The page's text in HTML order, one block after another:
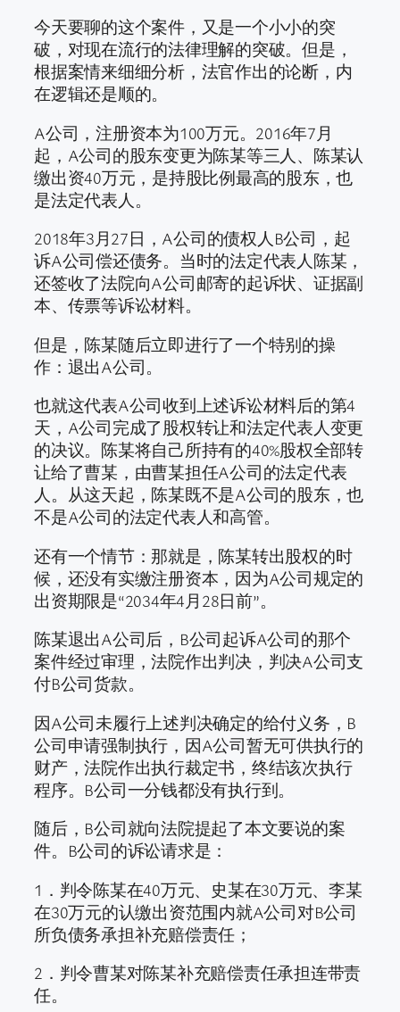
今天要聊的这个案件，又是一个小小的突
破，对现在流行的法律理解的突破。但是，
根据案情来细细分析，法官作出的论断，内
在逻辑还是顺的。
A公司，注册资本为100万元。2016年7月
起，A公司的股东变更为陈某等三人、陈某认
缴出资40万元，是持股比例最高的股东，也
是法定代表人。
2018年3月27日，A公司的债权人B公司，起
诉A公司偿还债务。当时的法定代表人陈某，
还签收了法院向A公司邮寄的起诉状、证据副
本、传票等诉讼材料。
但是，陈某随后立即进行了一个特别的操
作：退出A公司。
也就这代表A公司收到上述诉讼材料后的第4
天，A公司完成了股权转让和法定代表人变更
的决议。陈某将自己所持有的40%股权全部转
让给了曹某，由曹某担任A公司的法定代表
人。从这天起，陈某既不是A公司的股东，也
不是A公司的法定代表人和高管。
还有一个情节：那就是，陈某转出股权的时
候，还没有实缴注册资本，因为A公司规定的
出资期限是“2034年4月28日前”。
陈某退出A公司后，B公司起诉A公司的那个
案件经过审理，法院作出判决，判决A公司支
付B公司货款。
因A公司未履行上述判决确定的给付义务，B
公司申请强制执行，因A公司暂无可供执行的
财产，法院作出执行裁定书，终结该次执行
程序。B公司一分钱都没有执行到。
随后，B公司就向法院提起了本文要说的案
件。B公司的诉讼请求是：
1．判令陈某在40万元、史某在30万元、李某
在30万元的认缴出资范围内就A公司对B公司
所负债务承担补充赔偿责任；
2．判令曹某对陈某补充赔偿责任承担连带责
任。